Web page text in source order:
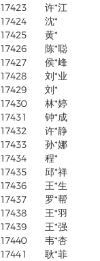
17423
许*江
17424
沈*
17425
黄*
17426
陈*聪
17427
侯*峰
17428
刘*业
17429
刘*
17430
林*婷
17431
钟*成
17432
许*静
17433
孙*娜
17434
程*
17435
邱*祥
17436
王*生
17437
罗*帮
17438
王*羽
17439
王*强
17440
韦*杏
17441
耿*菲